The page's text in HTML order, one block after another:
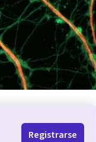
Registrarse